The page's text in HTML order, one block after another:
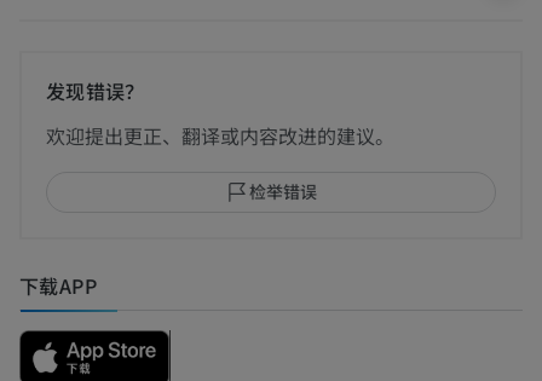
发现错误？
欢迎提出更正、翻译或内容改进的建议。
检举错误
下载APP